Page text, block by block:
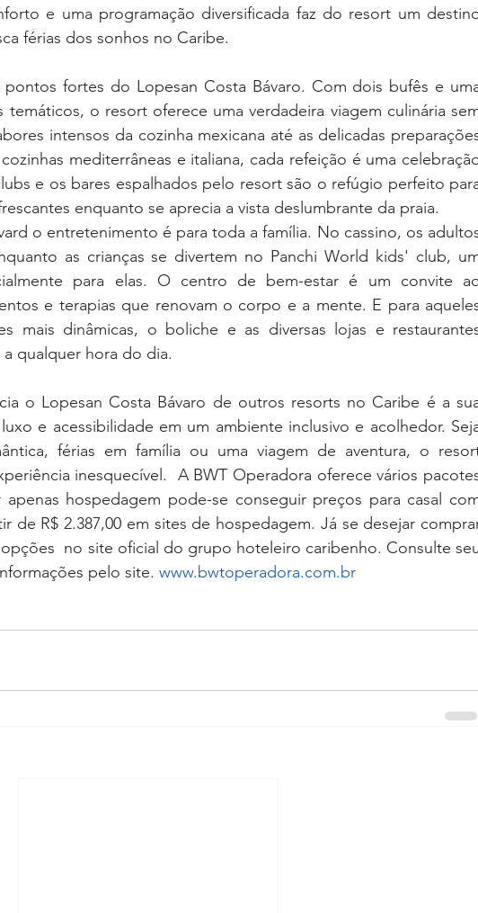
e uma programação diversificada faz do resort um
férias dos sonhos no Caribe.
fortes do Lopesan Costa Bávaro. Com dois bufês e
temáticos, o resort oferece uma verdadeira viagem culinária
intensos da cozinha mexicana até as delicadas
mediterrâneas e italiana, cada refeição é uma
e os bares espalhados pelo resort são o refúgio perfeito
enquanto se aprecia a vista deslumbrante da praia.
o entretenimento é para toda a família. No cassino, os
as crianças se divertem no Panchi World kids' club,
para elas. O centro de bem-estar é um convite
e terapias que renovam o corpo e a mente. E para
mais dinâmicas, o boliche e as diversas lojas e
qualquer hora do dia.
o Lopesan Costa Bávaro de outros resorts no Caribe é a
e acessibilidade em um ambiente inclusivo e acolhedor.
férias em família ou uma viagem de aventura, o
inesquecível.  A BWT Operadora oferece vários
hospedagem pode-se conseguir preços para casal
de R$ 2.387,00 em sites de hospedagem. Já se desejar
no site oficial do grupo hoteleiro caribenho. Consulte
pelo site. www.bwtoperadora.com.br